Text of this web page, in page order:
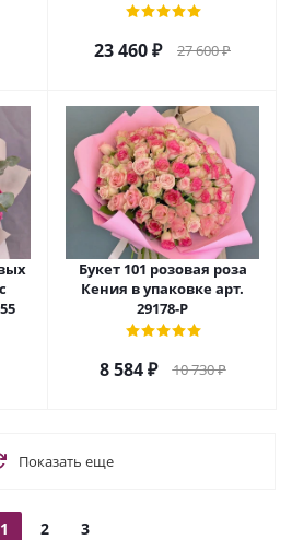
23 460₽ 27 600₽
Букет 101 розовая роза
Кения в упаковке арт.
29178-Р
8 584₽ 10 730₽
Показать еще
1 2 3